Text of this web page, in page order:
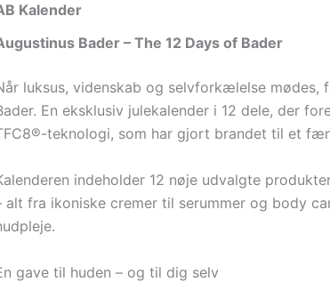
Kalender
Bader – The 12 Days of Bader
luksus, videnskab og selvforkælelse mødes,
En eksklusiv julekalender i 12 dele, der
teknologi, som har gjort brandet til et
indeholder 12 nøje udvalgte
alt fra ikoniske cremer til serummer og body
gave til huden – og til dig selv